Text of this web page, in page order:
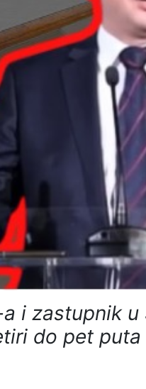
i zastupnik u
do pet